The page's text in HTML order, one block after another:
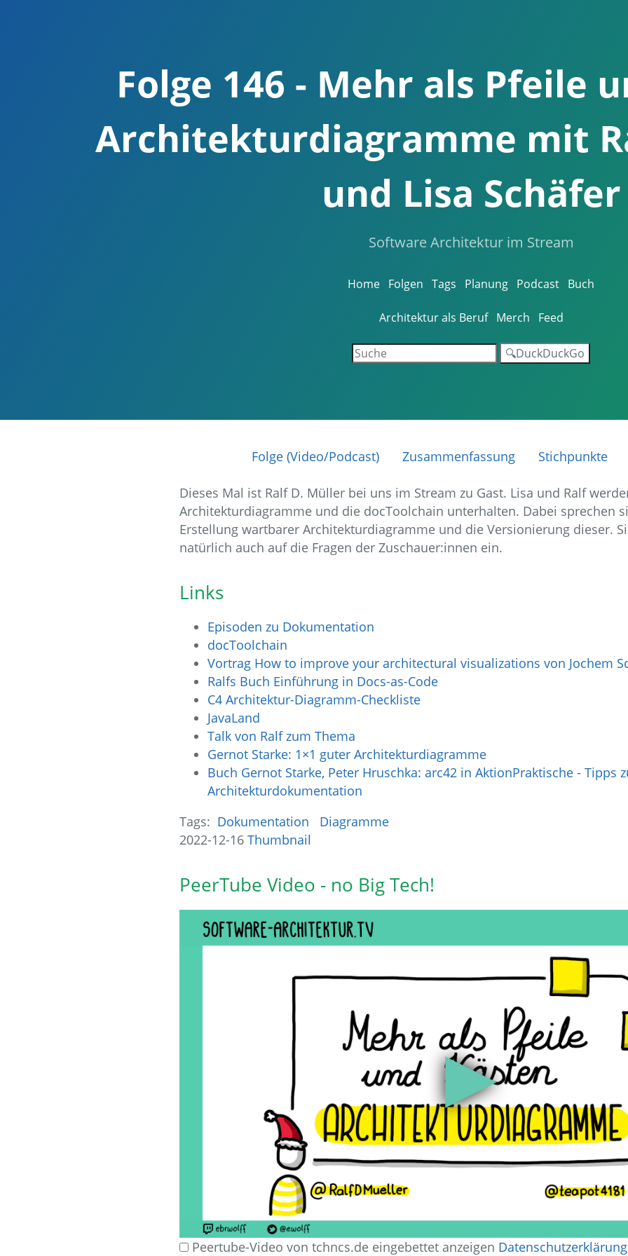
Folge 146 - Mehr als Pfeile
Architekturdiagramme mit
und Lisa Schäfer
Software Architektur im Stream
Home Folgen Tags Planung Podcast Buch
Architektur als Beruf Merch Feed
🔍DuckDuckGo
Folge (Video/Podcast) Zusammenfassung Stichpunkte
Dieses Mal ist Ralf D. Müller bei uns im Stream zu Gast. Lisa und Ralf
Architekturdiagramme und die docToolchain unterhalten. Dabei sprechen
Erstellung wartbarer Architekturdiagramme und die Versionierung dieser.
natürlich auch auf die Fragen der Zuschauer:innen ein.
Links
Episoden zu Dokumentation
docToolchain
Vortrag How to improve your architectural visualizations von Jochem
Ralfs Buch Einführung in Docs-as-Code
C4 Architektur-Diagramm-Checkliste
JavaLand
Talk von Ralf zum Thema
Gernot Starke: 1×1 guter Architekturdiagramme
Buch Gernot Starke, Peter Hruschka: arc42 in AktionPraktische - Tipps
Architekturdokumentation
Tags: Dokumentation
Diagramme
2022-12-16 Thumbnail
PeerTube Video - no Big Tech!
▶
Peertube-Video von tchncs.de eingebettet anzeigen Datenschutzerklärung